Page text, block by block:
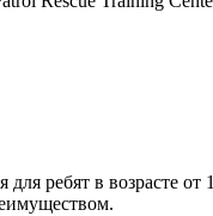
ребят в